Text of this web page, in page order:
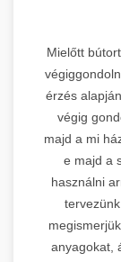
Mielőtt
érzés
végig
majd a mi
e majd a
használni
anyagokat,